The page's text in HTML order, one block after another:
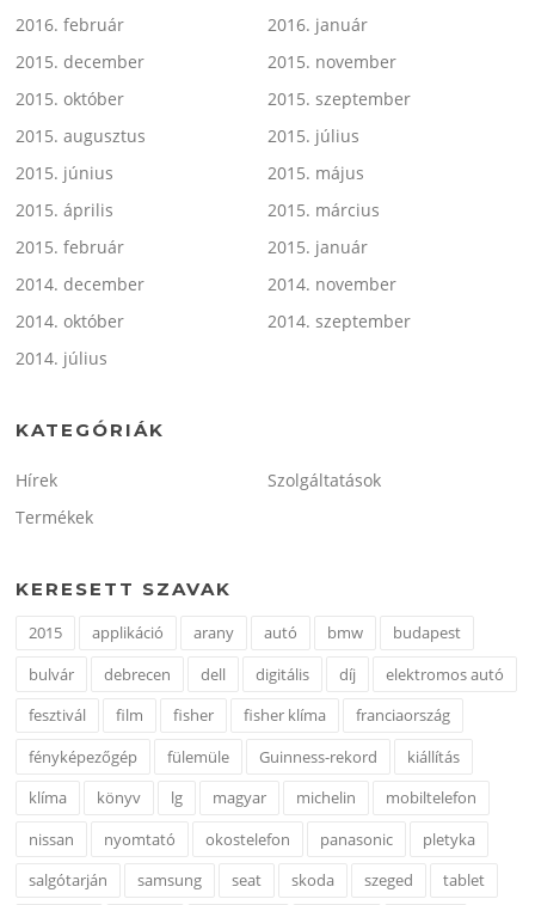
2016. február
2016. január
2015. december
2015. november
2015. október
2015. szeptember
2015. augusztus
2015. július
2015. június
2015. május
2015. április
2015. március
2015. február
2015. január
2014. december
2014. november
2014. október
2014. szeptember
2014. július
KATEGÓRIÁK
Hírek
Szolgáltatások
Termékek
KERESETT SZAVAK
2015 applikáció arany autó bmw
budapest
bulvár
debrecen dell digitális díj
elektromos autó
fesztivál
film fisher fisher klíma
franciaország
fényképezőgép
fülemüle Guinness-rekord
kiállítás
klíma
könyv lg magyar michelin
mobiltelefon
nissan
nyomtató okostelefon panasonic
pletyka
salgótarján
samsung seat skoda szeged tablet